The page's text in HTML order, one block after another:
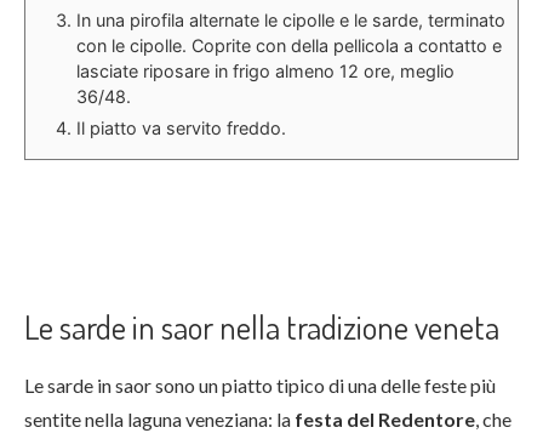
In una pirofila alternate le cipolle e le sarde, terminato
con le cipolle. Coprite con della pellicola a contatto e
lasciate riposare in frigo almeno 12 ore, meglio
36/48.
Il piatto va servito freddo.
Le sarde in saor nella tradizione veneta
Le sarde in saor sono un piatto tipico di una delle feste più
sentite nella laguna veneziana: la festa del Redentore, che